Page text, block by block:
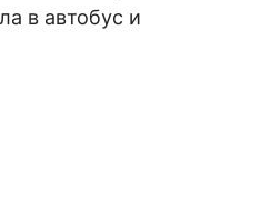
в автобус и